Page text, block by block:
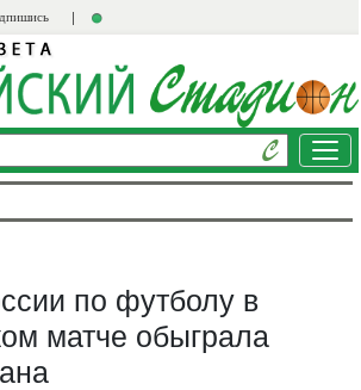
по футболу в
матче обыграла